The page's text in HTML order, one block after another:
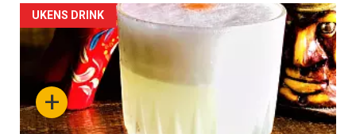
Forsiden
akkurat
nå
-
+
UKENS DRINK